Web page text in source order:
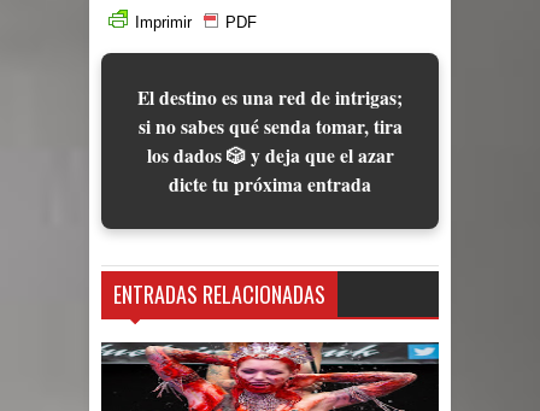
Imprimir
PDF
El destino es una red de intrigas;
si no sabes qué senda tomar, tira
los dados 🎲 y deja que el azar
dicte tu próxima entrada
ENTRADAS RELACIONADAS